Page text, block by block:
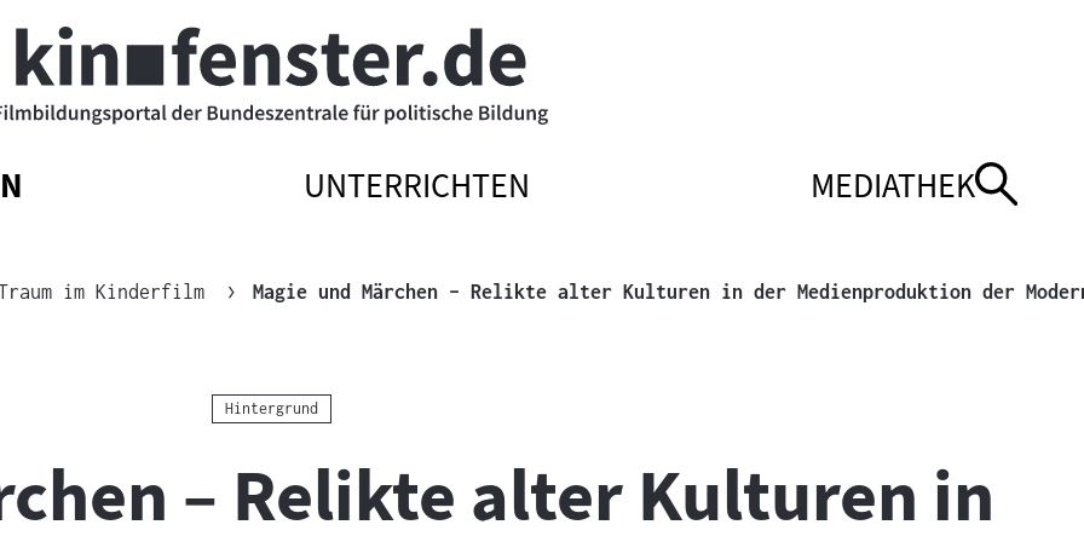
UNTERRICHTEN
MEDIATHEK
im Kinderfilm Magie und Märchen – Relikte alter Kulturen in der Medienproduktion der
Kategorie:
Hintergrund
– Relikte alter Kulturen in